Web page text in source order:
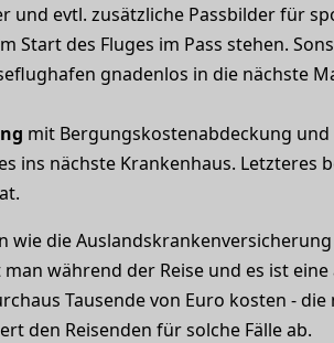
und evtl. zusätzliche Passbilder für
Start des Fluges im Pass stehen.
gnadenlos in die nächste
mit Bergungskostenabdeckung
ins nächste Krankenhaus. Letzteres
wie die
während der Reise und es ist
Tausende von Euro kosten -
den Reisenden für solche Fälle ab.